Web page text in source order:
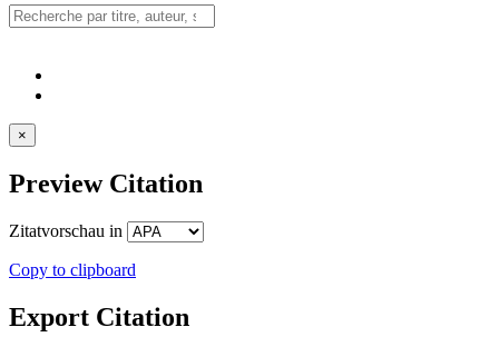
×
Preview Citation
Zitatvorschau in
Copy to clipboard
Export Citation